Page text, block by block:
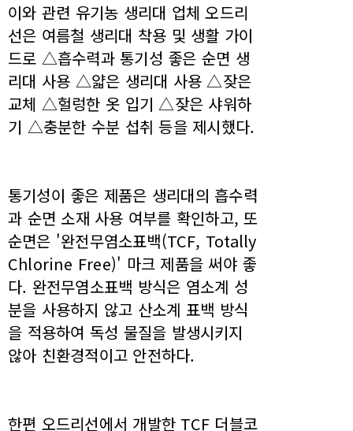
이와 관련 유기농 생리대 업체 오드리
선은 여름철 생리대 착용 및 생활 가이
드로 △흡수력과 통기성 좋은 순면 생
리대 사용 △얇은 생리대 사용 △잦은
교체 △헐렁한 옷 입기 △잦은 샤워하
기 △충분한 수분 섭취 등을 제시했다.
통기성이 좋은 제품은 생리대의 흡수력
과 순면 소재 사용 여부를 확인하고, 또
순면은 '완전무염소표백(TCF, Totally
Chlorine Free)' 마크 제품을 써야 좋
다. 완전무염소표백 방식은 염소계 성
분을 사용하지 않고 산소계 표백 방식
을 적용하여 독성 물질을 발생시키지
않아 친환경적이고 안전하다.
한편 오드리선에서 개발한 TCF 더블코